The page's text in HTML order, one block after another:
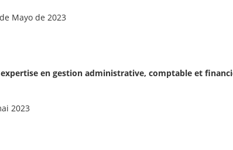
Mayo de 2023
en gestion administrative, comptable et
2023